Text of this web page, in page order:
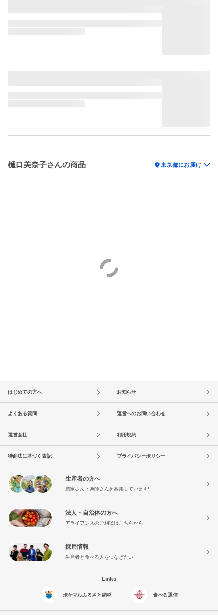
樋口美奈子さんの商品 location_on東京都にお届け
はじめての方へ お知らせ
よくある質問 運営へのお問い合わせ
運営会社 利用規約
特商法に基づく表記 プライバシーポリシー
生産者の方へ
農家さん・漁師さんを募集しています!
法人・自治体の方へ
アライアンスのご相談はこちらから
採用情報
生産者と食べる人をつなぎたい
Links
ポケマルふるさと納税 食べる通信